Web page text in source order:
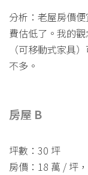
分析：老屋房價
費估低了。我的
（可移動式家具
不多。
房屋 B
坪數：30 坪
房價：18 萬 / 坪